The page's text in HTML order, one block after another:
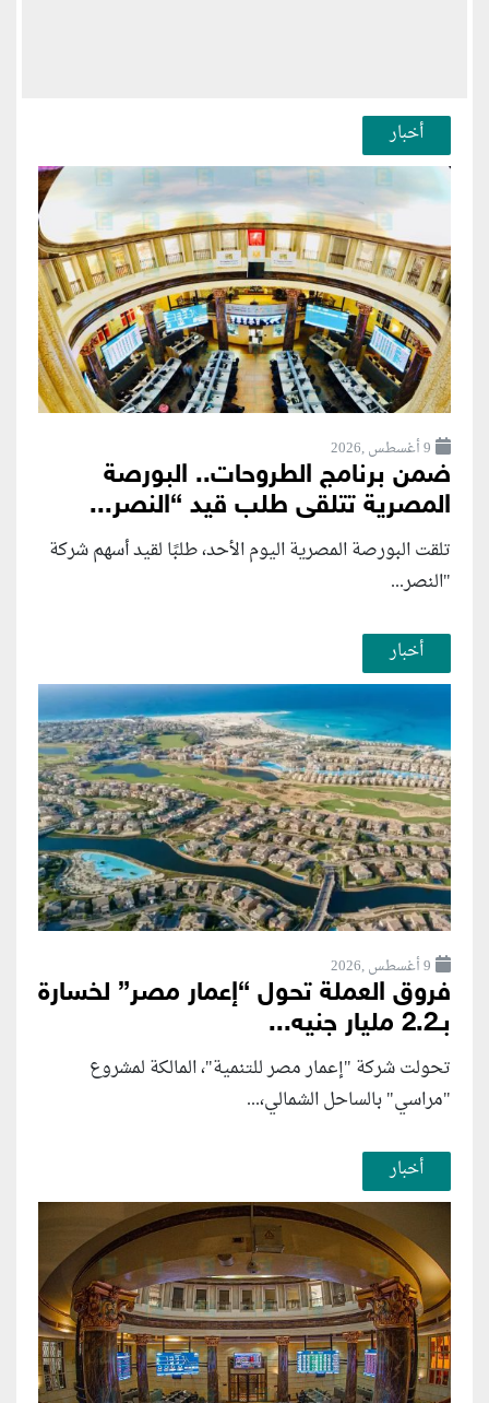
أخبار
9 أغسطس ,2026
ضمن برنامج الطروحات.. البورصة
المصرية تتلقى طلب قيد “النصر...
تلقت البورصة المصرية اليوم الأحد، طلبًا لقيد أسهم شركة
"النصر...
أخبار
9 أغسطس ,2026
فروق العملة تحول “إعمار مصر” لخسارة
بـ2.2 مليار جنيه...
تحولت شركة "إعمار مصر للتنمية"، المالكة لمشروع
"مراسي" بالساحل الشمالي،...
أخبار